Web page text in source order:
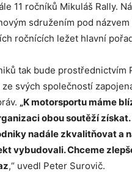
11 ročníků Mikuláš Rally.
sdružením pod
ročnících ležet hlavní
tak bude prostřednictvím
svých společností
„K motorsportu máme
obou soutěží
nadále zkvalitňovat a
vybudovali. Chceme
,“ uvedl Peter Surovič.